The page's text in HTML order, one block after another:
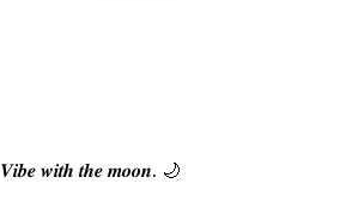
𝑽𝒊𝒃𝒆 𝒘𝒊𝒕𝒉 𝒕𝒉𝒆 𝒎𝒐𝒐𝒏. 🌙